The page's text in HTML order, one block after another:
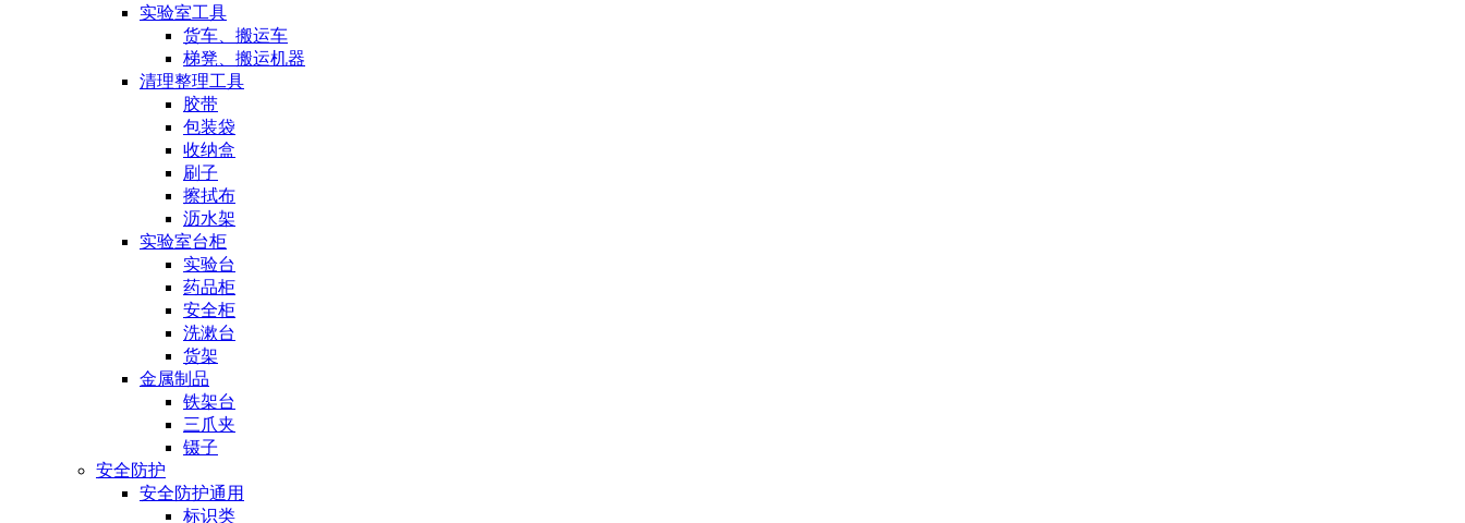
实验室工具
货车、搬运车
梯凳、搬运机器
清理整理工具
胶带
包装袋
收纳盒
刷子
擦拭布
沥水架
实验室台柜
实验台
药品柜
安全柜
洗漱台
货架
金属制品
铁架台
三爪夹
镊子
安全防护
安全防护通用
标识类